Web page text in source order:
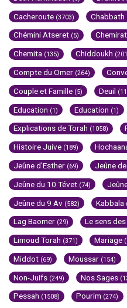
Cacheroute (3703) Chabbath
Chémini Atseret (5)
Chemita (135) Chiddoukh
Compte du Omer (264)
Couple et Famille (5) Deuil
Education (1) Education (1)
Explications de Torah (1058)
Histoire Juive (189)
Jeûne d'Esther (69) Jeûne
Jeûne du 10 Tévet (74)
Jeûne du 9 Av (582) Kabbala
Lag Baomer (29) Le sens
Limoud Torah (371) Mariage
Middot (69) Moussar (154)
Non-Juifs (249) Nos Sages
Pessah (1508) Pourim (274)